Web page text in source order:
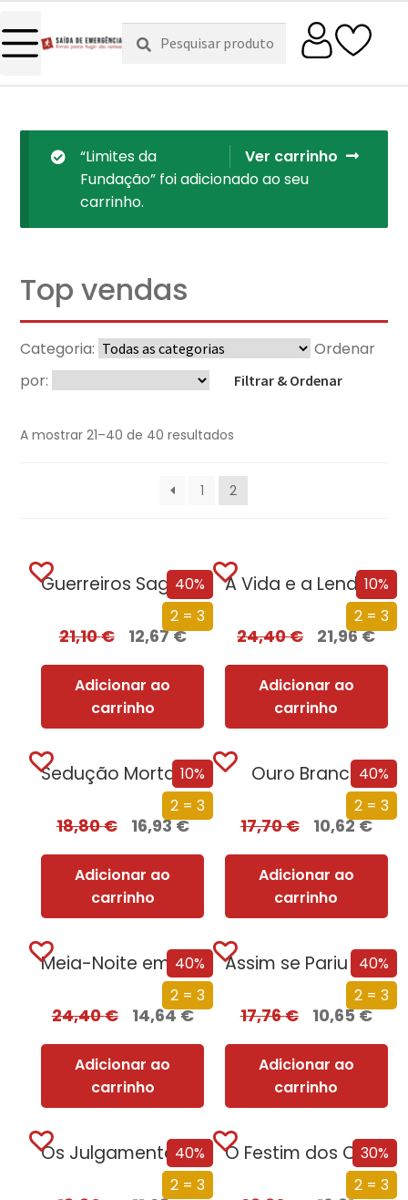
Pesquisar
por:
Pesquisa
Ver carrinho
“Limites da
Fundação” foi adicionado ao seu
carrinho.
Top vendas
Categoria:
Ordenar
por:
Filtrar & Ordenar
A mostrar 21–40 de 40 resultados
1 2
40%
2 = 3
Guerreiros Sagrados
21,10€ 12,67€
Adicionar ao
carrinho
10%
2 = 3
A Vida e a Lenda do Sultão Saladino
24,40€ 21,96€
Adicionar ao
carrinho
10%
2 = 3
Sedução Mortal (Nova Edição)
18,80€ 16,93€
Adicionar ao
carrinho
40%
2 = 3
Ouro Branco
17,70€ 10,62€
Adicionar ao
carrinho
40%
2 = 3
Meia-Noite em Chernobyl
24,40€ 14,64€
Adicionar ao
carrinho
40%
2 = 3
Assim se Pariu o Brasil
17,76€ 10,65€
Adicionar ao
carrinho
40%
2 = 3
Os Julgamentos de Nuremberga
30%
2 = 3
O Festim dos Corvos (Edição especial limitada)